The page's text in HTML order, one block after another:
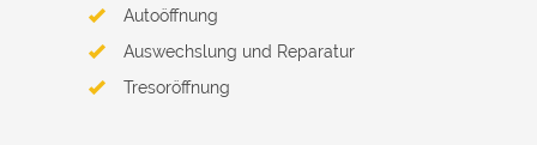
Autoöffnung
Auswechslung und Reparatur
Tresoröffnung